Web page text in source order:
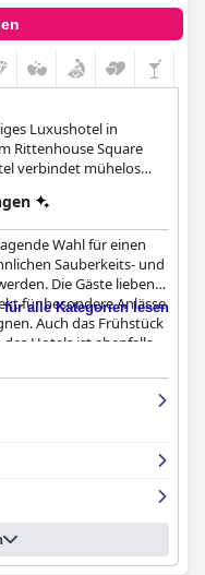
Luxushotel in
Rittenhouse Square
verbindet mühelos
Wahl für einen
Sauberkeits- und
Die Gäste lieben
für besondere Anlässe
Auch das Frühstück
Hotels ist ebenfalls
das das
und viele Gäste heben
Service
Service ist das
vielen Bewunderer
alle Kategorien lesen